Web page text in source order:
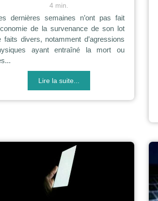
4 min.
dernières semaines n’ont pas fait
de la survenance de son lot
faits divers, notamment d’agressions
ayant entraîné la mort ou
Lire la suite...